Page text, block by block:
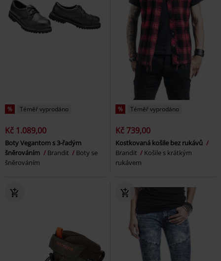
% Téměř vyprodáno
Kč 1.089,00
Boty Vegantom s 3-řadým
šněrováním
Brandit
Boty se
šněrováním
% Téměř vyprodáno
Kč 739,00
Kostkovaná košile bez rukávů
Brandit
Košile s krátkým
rukávem